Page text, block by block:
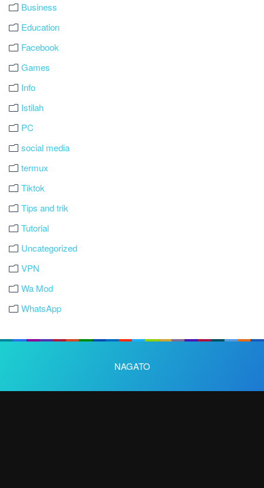
Business
Education
Facebook
Games
Info
Istilah
PC
social media
termux
Tiktok
Tips and trik
Tutorial
Uncategorized
VPN
Wa Mod
WhatsApp
NAGATO